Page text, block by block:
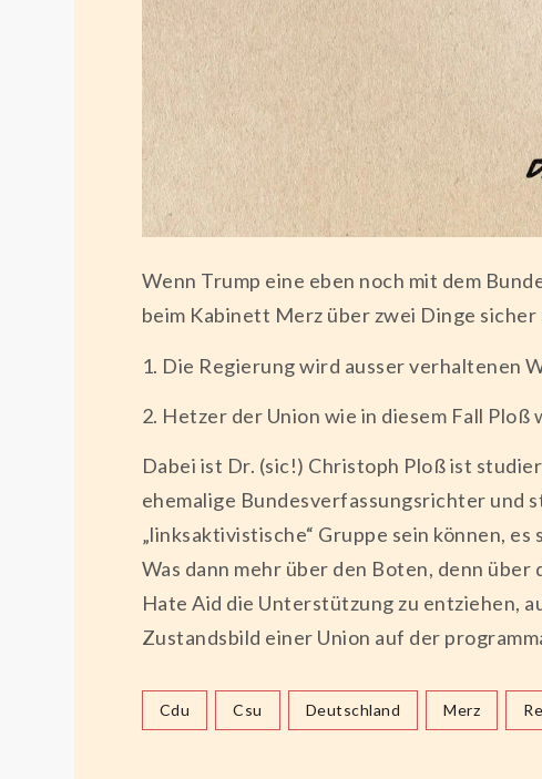
Wenn Trump eine eben noch mit dem
beim Kabinett Merz über zwei Dinge sicher
1. Die Regierung wird ausser verhaltenen
2. Hetzer der Union wie in diesem Fall
Dabei ist Dr. (sic!) Christoph Ploß ist
ehemalige Bundesverfassungsrichter und
„linksaktivistische“ Gruppe sein können,
Was dann mehr über den Boten, denn
Hate Aid die Unterstützung zu entziehen,
Zustandsbild einer Union auf der
Cdu Csu Deutschland Merz